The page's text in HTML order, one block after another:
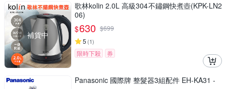
補貨中
歌林kolin 2.0L 高級304不鏽鋼快煮壺(KPK-LN2
06)
$630 $699
5 (1)
限時下殺 券
Panasonic 國際牌 整髮器3組配件 EH-KA31 -